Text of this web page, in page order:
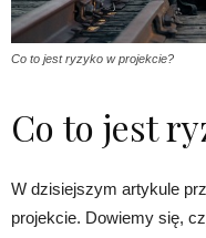
Co to jest ryzyko w projekcie?
Co to jest
W dzisiejszym artykule
projekcie. Dowiemy się,